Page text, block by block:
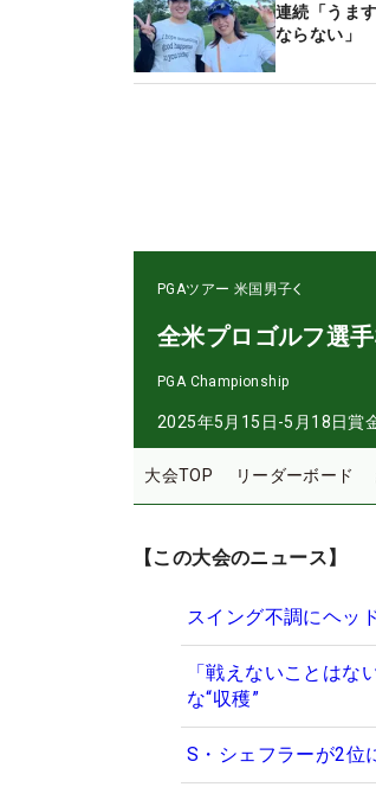
連続「うま
ならない」
PGAツアー 米国男子
全米プロゴルフ選
PGA Championship
2025年5月15日-5月18日賞
大会TOP リーダーボード
【この大会のニュース】
スイング不調にヘッ
「戦えないことは
な“収穫”
S・シェフラーが2